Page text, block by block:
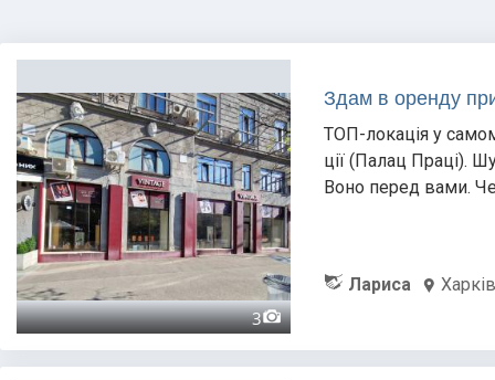
3
Здам в оренду
ТОП-локація у
ції (Палац Праці).
Воно перед вами.
Лариса Харків